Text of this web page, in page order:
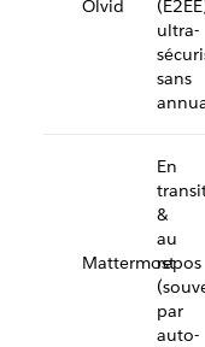
Olvid
ultra-
sans
Mattermost
En
&
au
repos
par
auto-